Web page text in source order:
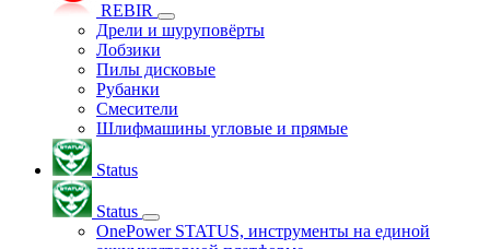
REBIR
Дрели и шуруповёрты
Лобзики
Пилы дисковые
Рубанки
Смесители
Шлифмашины угловые и прямые
Status
Status
OnePower STATUS, инструменты на единой